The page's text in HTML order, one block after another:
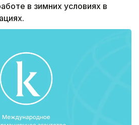
в зимних условиях в